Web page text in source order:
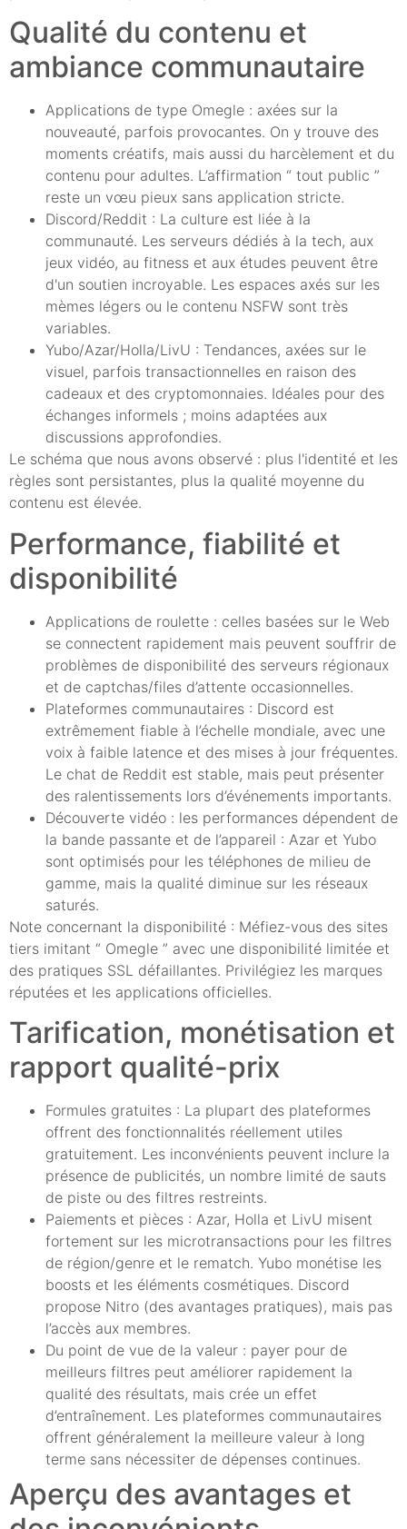
Qualité du contenu et
ambiance communautaire
Applications de type Omegle : axées sur la
nouveauté, parfois provocantes. On y trouve des
moments créatifs, mais aussi du harcèlement et du
contenu pour adultes. L’affirmation “ tout public ”
reste un vœu pieux sans application stricte.
Discord/Reddit : La culture est liée à la
communauté. Les serveurs dédiés à la tech, aux
jeux vidéo, au fitness et aux études peuvent être
d'un soutien incroyable. Les espaces axés sur les
mèmes légers ou le contenu NSFW sont très
variables.
Yubo/Azar/Holla/LivU : Tendances, axées sur le
visuel, parfois transactionnelles en raison des
cadeaux et des cryptomonnaies. Idéales pour des
échanges informels ; moins adaptées aux
discussions approfondies.
Le schéma que nous avons observé : plus l'identité et les
règles sont persistantes, plus la qualité moyenne du
contenu est élevée.
Performance, fiabilité et
disponibilité
Applications de roulette : celles basées sur le Web
se connectent rapidement mais peuvent souffrir de
problèmes de disponibilité des serveurs régionaux
et de captchas/files d’attente occasionnelles.
Plateformes communautaires : Discord est
extrêmement fiable à l’échelle mondiale, avec une
voix à faible latence et des mises à jour fréquentes.
Le chat de Reddit est stable, mais peut présenter
des ralentissements lors d’événements importants.
Découverte vidéo : les performances dépendent de
la bande passante et de l’appareil : Azar et Yubo
sont optimisés pour les téléphones de milieu de
gamme, mais la qualité diminue sur les réseaux
saturés.
Note concernant la disponibilité : Méfiez-vous des sites
tiers imitant “ Omegle ” avec une disponibilité limitée et
des pratiques SSL défaillantes. Privilégiez les marques
réputées et les applications officielles.
Tarification, monétisation et
rapport qualité-prix
Formules gratuites : La plupart des plateformes
offrent des fonctionnalités réellement utiles
gratuitement. Les inconvénients peuvent inclure la
présence de publicités, un nombre limité de sauts
de piste ou des filtres restreints.
Paiements et pièces : Azar, Holla et LivU misent
fortement sur les microtransactions pour les filtres
de région/genre et le rematch. Yubo monétise les
boosts et les éléments cosmétiques. Discord
propose Nitro (des avantages pratiques), mais pas
l’accès aux membres.
Du point de vue de la valeur : payer pour de
meilleurs filtres peut améliorer rapidement la
qualité des résultats, mais crée un effet
d’entraînement. Les plateformes communautaires
offrent généralement la meilleure valeur à long
terme sans nécessiter de dépenses continues.
Aperçu des avantages et